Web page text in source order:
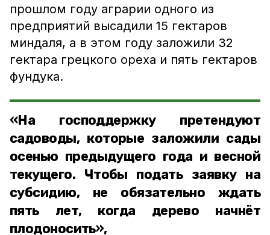
прошлом году аграрии одного из
предприятий высадили 15 гектаров
миндаля, а в этом году заложили 32
гектара грецкого ореха и пять гектаров
фундука.
«На господдержку претендуют
садоводы, которые заложили сады
осенью предыдущего года и весной
текущего. Чтобы подать заявку на
субсидию, не обязательно ждать
пять лет, когда дерево начнёт
плодоносить»,